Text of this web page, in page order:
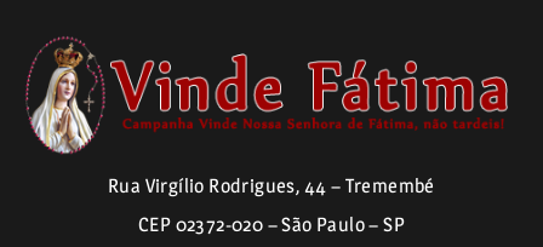
Rua Virgílio Rodrigues, 44 – Tremembé
CEP 02372-020 – São Paulo – SP